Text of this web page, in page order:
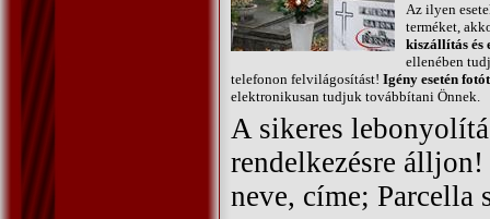
Az ilyen
terméket,
kiszállítás és
ellenében
telefonon felvilágosítást! Igény esetén fotót
elektronikusan tudjuk továbbítani Önnek.
A sikeres
rendelkezésre
neve, címe; Parcella